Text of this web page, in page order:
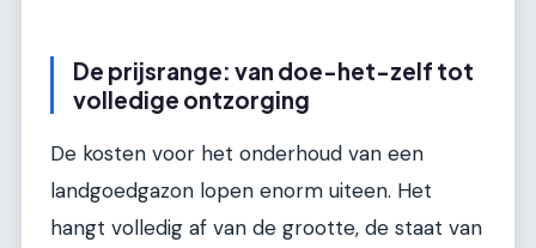
De prijsrange: van doe-het-zelf tot
volledige ontzorging
De kosten voor het onderhoud van een
landgoedgazon lopen enorm uiteen. Het
hangt volledig af van de grootte, de staat van